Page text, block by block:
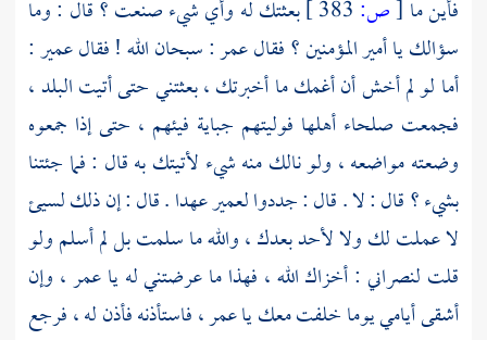
فأين ما [ص:
بعثتك له وأي شيء صنعت ؟ قال : وما
سؤالك يا أمير المؤمنين ؟ فقالعمر: سبحان الله ! فقالعمير:
أما لو لم أخش أن أغمك ما أخبرتك ، بعثتني حتى أتيت البلد ،
فجمعت صلحاء أهلها فوليتهم جباية فيئهم ، حتى إذا جمعوه
وضعته مواضعه ، ولو نالك منه شيء لأتيتك به قال : فما جئتنا
بشيء ؟ قال : لا . قال : جددوالعميرعهدا . قال : إن ذلك لسيئ
لا عملت لك ولا لأحد بعدك ، والله ما سلمت بل لم أسلم ولو
قلت لنصراني : أخزاك الله ، فهذا ما عرضتني له ياعمر، وإن
أشقى أيامي يوما خلفت معك ياعمر، فاستأذنه فأذن له ، فرجع